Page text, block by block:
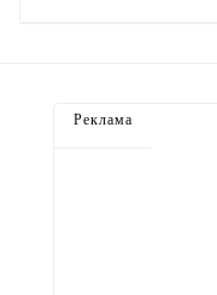
Реклама